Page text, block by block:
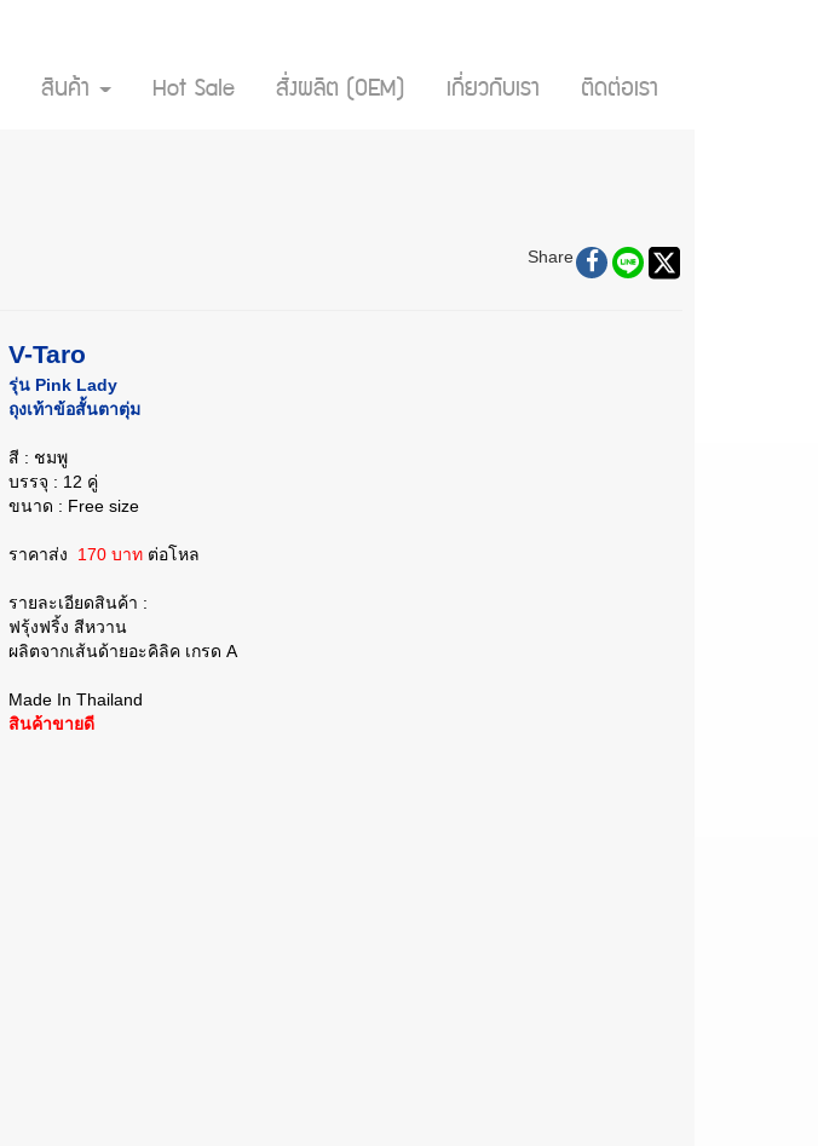
สินค้า Hot Sale สั่งผลิต (OEM) เกี่ยวกับเรา ติดต่อเรา
Share
V-Taro
รุ่น Pink Lady
ถุงเท้าข้อสั้นตาตุ่ม
สี : ชมพู
บรรจุ : 12 คู่
ขนาด : Free size
ราคาส่ง 170 บาท ต่อโหล
รายละเอียดสินค้า :
ฟรุ้งฟริ้ง สีหวาน
ผลิตจากเส้นด้ายอะคิลิค เกรด A
Made In Thailand
สินค้าขายดี